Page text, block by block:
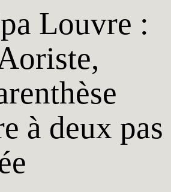
Louvre :
à deux pas